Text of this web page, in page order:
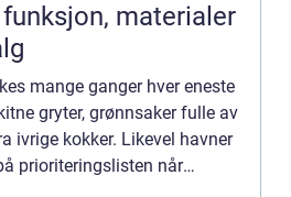
mange ganger hver eneste
gryter, grønnsaker fulle av
ivrige kokker. Likevel havner
prioriteringslisten når